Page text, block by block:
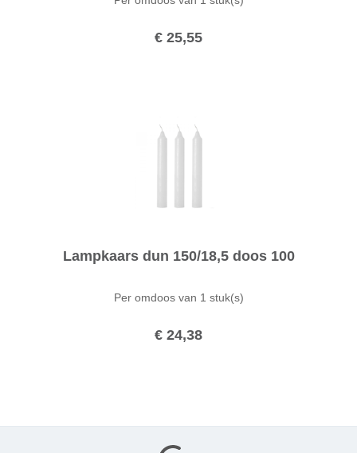
€ 25,55
Lampkaars dun 150/18,5 doos 100
Per omdoos van 1 stuk(s)
€ 24,38